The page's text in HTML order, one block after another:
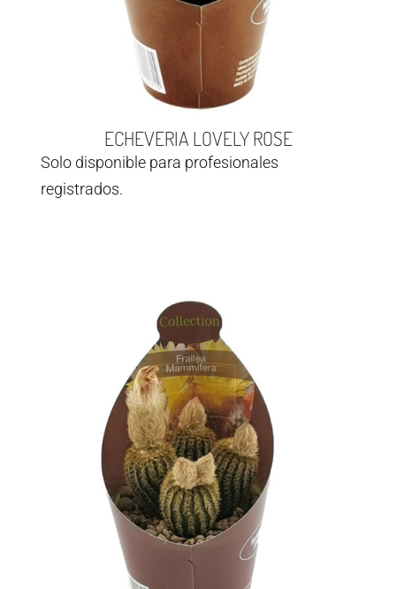
ECHEVERIA LOVELY ROSE
Solo disponible para profesionales
registrados.